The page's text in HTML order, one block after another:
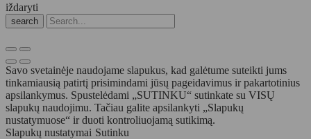
iždaryti
search
Savo svetainėje naudojame slapukus, kad galėtume suteikti jums
tinkamiausią patirtį prisimindami jūsų pageidavimus ir pakartotinius
apsilankymus. Spustelėdami „SUTINKU“ sutinkate su VISŲ
slapukų naudojimu. Tačiau galite apsilankyti „Slapukų
nustatymuose“ ir duoti kontroliuojamą sutikimą.
Slapukų nustatymai Sutinku